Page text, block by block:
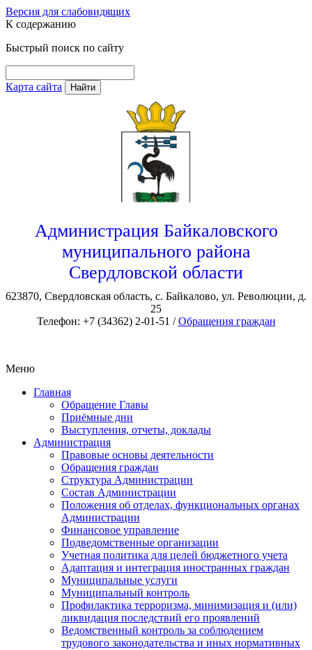
Версия для слабовидящих
К содержанию
Быстрый поиск по сайту
Карта сайта Найти
Администрация Байкаловского
муниципального района
Свердловской области
623870, Свердловская область, с. Байкалово, ул. Революции, д.
25
Телефон: +7 (34362) 2-01-51 /Обращения граждан
Меню
Главная
Обращение Главы
Приёмные дни
Выступления, отчеты, доклады
Администрация
Правовые основы деятельности
Обращения граждан
Структура Администрации
Состав Администрации
Положения об отделах, функциональных органах
Администрации
Финансовое управление
Подведомственные организации
Учетная политика для целей бюджетного учета
Адаптация и интеграция иностранных граждан
Муниципальные услуги
Муниципальный контроль
Профилактика терроризма, минимизация и (или)
ликвидация последствий его проявлений
Ведомственный контроль за соблюдением
трудового законодательства и иных нормативных